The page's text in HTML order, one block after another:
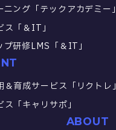
ング「テックアカデミー」
「＆IT」
研修LMS「＆IT」
育成サービス「リクトレ」
「キャリサポ」
ABOUT